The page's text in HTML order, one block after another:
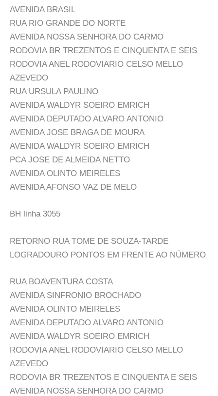
AVENIDA BRASIL
RUA RIO GRANDE DO NORTE
AVENIDA NOSSA SENHORA DO CARMO
RODOVIA BR TREZENTOS E CINQUENTA E SEIS
RODOVIA ANEL RODOVIARIO CELSO MELLO
AZEVEDO
RUA URSULA PAULINO
AVENIDA WALDYR SOEIRO EMRICH
AVENIDA DEPUTADO ALVARO ANTONIO
AVENIDA JOSE BRAGA DE MOURA
AVENIDA WALDYR SOEIRO EMRICH
PCA JOSE DE ALMEIDA NETTO
AVENIDA OLINTO MEIRELES
AVENIDA AFONSO VAZ DE MELO
BH linha 3055
RETORNO RUA TOME DE SOUZA-TARDE
LOGRADOURO PONTOS EM FRENTE AO NÚMERO
RUA BOAVENTURA COSTA
AVENIDA SINFRONIO BROCHADO
AVENIDA OLINTO MEIRELES
AVENIDA DEPUTADO ALVARO ANTONIO
AVENIDA WALDYR SOEIRO EMRICH
RODOVIA ANEL RODOVIARIO CELSO MELLO
AZEVEDO
RODOVIA BR TREZENTOS E CINQUENTA E SEIS
AVENIDA NOSSA SENHORA DO CARMO